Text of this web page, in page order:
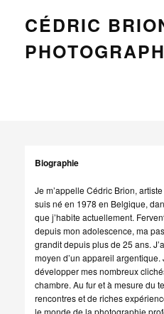
CÉDRIC
Biographie
Je m’appelle Cédric Brion,
suis né en 1978 en Belgique,
que j’habite actuellement.
depuis mon adolescence, ma
grandit depuis plus de 25 ans.
moyen d’un appareil
développer mes nombreux
chambre. Au fur et à mesure du
rencontres et de riches
le monde de la photographie